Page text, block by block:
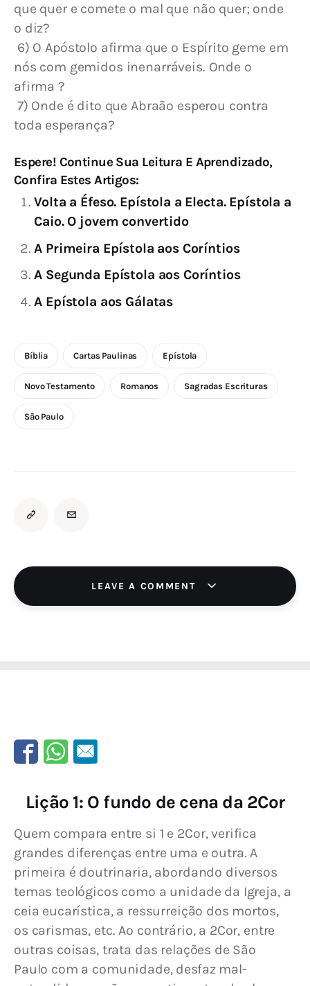
que quer e comete o mal que não quer; onde
o diz?
nós com gemidos inenarráveis. Onde o
afirma ?
toda esperança?
Espere! Continue Sua Leitura E Aprendizado,
Confira Estes Artigos:
Volta a Éfeso. Epístola a Electa. Epístola a
Caio. O jovem convertido
A Primeira Epístola aos Coríntios
A Segunda Epístola aos Coríntios
A Epístola aos Gálatas
Bíblia Cartas Paulinas Epístola
Novo Testamento Romanos Sagradas Escrituras
São Paulo
LEAVE A COMMENT
Lição 1: O fundo de cena da 2Cor
Quem compara entre si 1 e 2Cor, verifica
grandes diferenças entre uma e outra. A
primeira é doutrinaria, abordando diversos
temas teológicos como a unidade da Igreja, a
ceia eucarística, a ressurreição dos mortos,
os carismas, etc. Ao contrário, a 2Cor, entre
outras coisas, trata das relações de São
Paulo com a comunidade, desfaz mal-